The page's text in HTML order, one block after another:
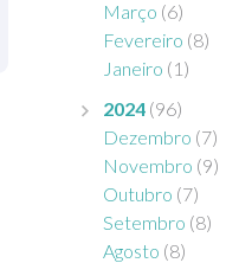
Março (6)
Fevereiro (8)
Janeiro (1)
2024 (96)
Dezembro (7)
Novembro (9)
Outubro (7)
Setembro (8)
Agosto (8)